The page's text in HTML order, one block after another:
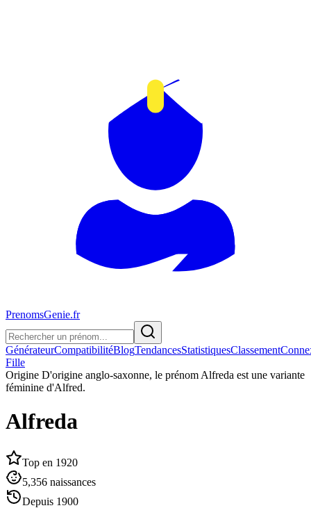
PrenomsGenie.fr
GénérateurCompatibilitéBlogTendancesStatistiquesClassement
Fille
Origine D'origine anglo-saxonne, le prénom Alfreda est une variante
féminine d'Alfred.
Alfreda
Top en 1920
5,356 naissances
Depuis 1900